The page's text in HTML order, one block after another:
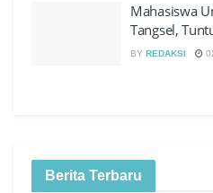
Mahasiswa
Tangsel,
BY REDAKSI
Berita Terbaru